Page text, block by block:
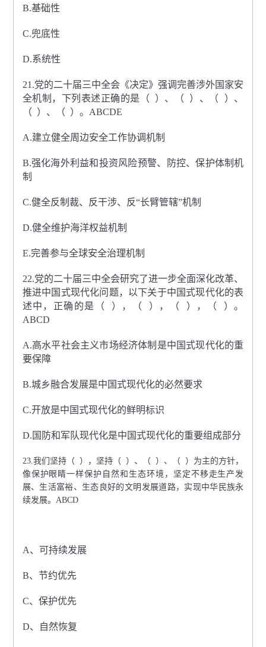
B.基础性
C.兜底性
D.系统性
21.党的二十届三中全会《决定》强调完善涉外国家安
全机制，下列表述正确的是（ ）、（ ）、（ ）、
（ ）、（ ）。ABCDE
A.建立健全周边安全工作协调机制
B.强化海外利益和投资风险预警、防控、保护体制机
制
C.健全反制裁、反干涉、反“长臂管辖”机制
D.健全维护海洋权益机制
E.完善参与全球安全治理机制
22.党的二十届三中全会研究了进一步全面深化改革、
推进中国式现代化问题，以下关于中国式现代化的表
述中，正确的是（ ），（ ），（ ），（ ）。
ABCD
A.高水平社会主义市场经济体制是中国式现代化的重
要保障
B.城乡融合发展是中国式现代化的必然要求
C.开放是中国式现代化的鲜明标识
D.国防和军队现代化是中国式现代化的重要组成部分
23.我们坚持（ ），坚持（ ）、（ ）、（ ）为主的方针，
像保护眼睛一样保护自然和生态环境，坚定不移走生产发
展、生活富裕、生态良好的文明发展道路，实现中华民族永
续发展。ABCD
A、可持续发展
B、节约优先
C、保护优先
D、自然恢复